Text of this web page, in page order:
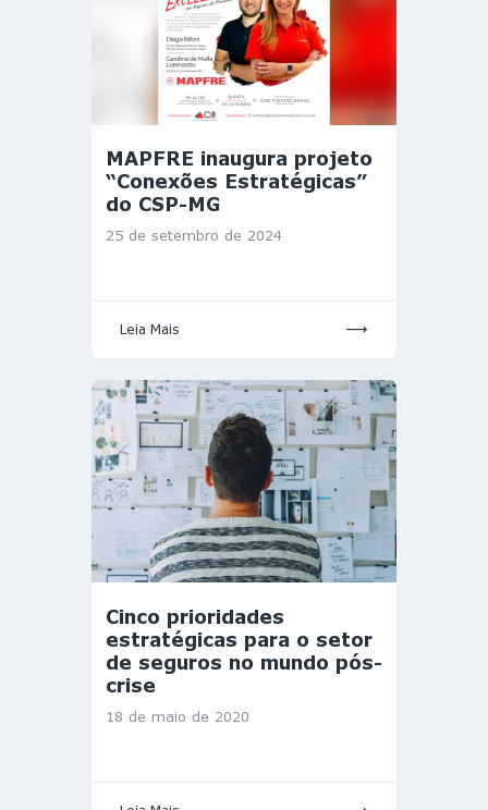
MAPFRE inaugura projeto
“Conexões Estratégicas”
do CSP-MG
25 de setembro de 2024
Leia Mais
Cinco prioridades
estratégicas para o setor
de seguros no mundo pós-
crise
18 de maio de 2020